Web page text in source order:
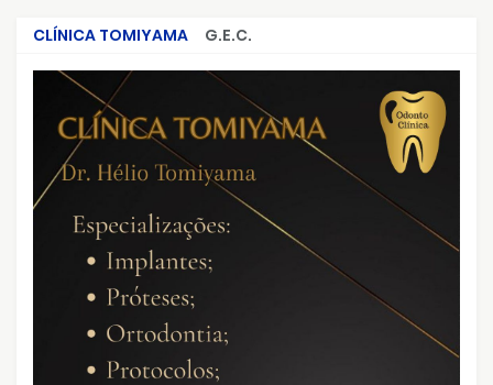
CLÍNICA TOMIYAMA
G.E.C.
CRIMES QUE ABALARAM O BRASIL